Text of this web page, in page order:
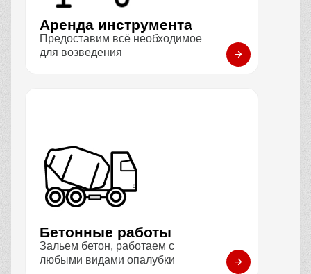
Аренда инструмента
Предоставим всё необходимое
для возведения
Бетонные работы
Зальем бетон, работаем с
любыми видами опалубки